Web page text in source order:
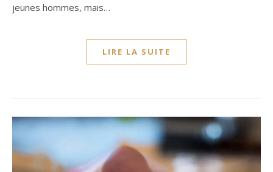
jeunes hommes, mais…
LIRE LA SUITE